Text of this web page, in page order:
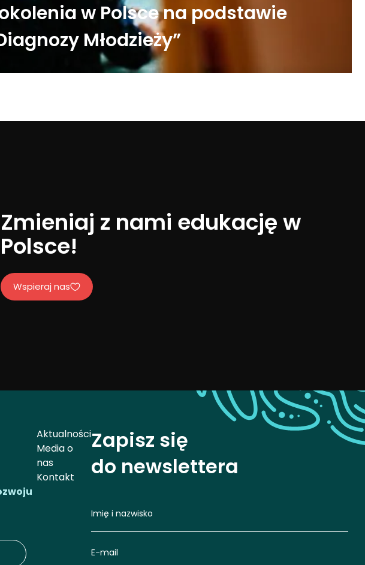
w Polsce na podstawie
Młodzieży”
Zmieniaj z nami edukację w
Polsce!
Wspieraj nas
Aktualności
Media o
nas
Kontakt
Zapisz się
do newslettera
Imię i nazwisko
E-mail